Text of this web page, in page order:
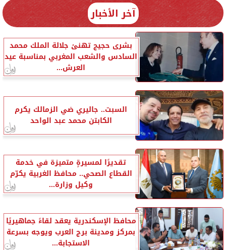
آخر الأخبار
بشرى حجيج تهنئ جلالة الملك محمد
السادس والشعب المغربي بمناسبة عيد
العرش...
السبت.. جاليري ضي الزمالك يكرم
الكابتن محمد عبد الواحد
تقديرًا لمسيرةٍ متميزة في خدمة
القطاع الصحي.. محافظ الغربية يكرّم
وكيل وزارة...
محافظ الإسكندرية يعقد لقاءً جماهيريًا
بمركز ومدينة برج العرب ويوجه بسرعة
الاستجابة...